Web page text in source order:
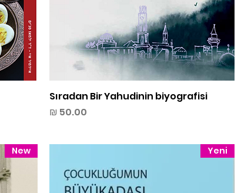
תצוגה מהירה
Sıradan Bir Yahudinin biyografisi
מחיר
Yeni
New